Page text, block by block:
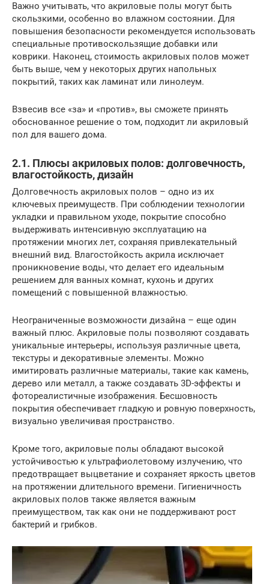
Важно учитывать, что акриловые полы могут быть
скользкими, особенно во влажном состоянии. Для
повышения безопасности рекомендуется использовать
специальные противоскользящие добавки или
коврики. Наконец, стоимость акриловых полов может
быть выше, чем у некоторых других напольных
покрытий, таких как ламинат или линолеум.
Взвесив все «за» и «против», вы сможете принять
обоснованное решение о том, подходит ли акриловый
пол для вашего дома.
2.1. Плюсы акриловых полов: долговечность,
влагостойкость, дизайн
Долговечность акриловых полов – одно из их
ключевых преимуществ. При соблюдении технологии
укладки и правильном уходе, покрытие способно
выдерживать интенсивную эксплуатацию на
протяжении многих лет, сохраняя привлекательный
внешний вид. Влагостойкость акрила исключает
проникновение воды, что делает его идеальным
решением для ванных комнат, кухонь и других
помещений с повышенной влажностью.
Неограниченные возможности дизайна – еще один
важный плюс. Акриловые полы позволяют создавать
уникальные интерьеры, используя различные цвета,
текстуры и декоративные элементы. Можно
имитировать различные материалы, такие как камень,
дерево или металл, а также создавать 3D-эффекты и
фотореалистичные изображения. Бесшовность
покрытия обеспечивает гладкую и ровную поверхность,
визуально увеличивая пространство.
Кроме того, акриловые полы обладают высокой
устойчивостью к ультрафиолетовому излучению, что
предотвращает выцветание и сохраняет яркость цветов
на протяжении длительного времени. Гигиеничность
акриловых полов также является важным
преимуществом, так как они не поддерживают рост
бактерий и грибков.